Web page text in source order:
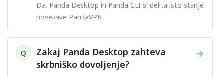
Da. Panda Desktop in Panda CLI si delita isto stanje
povezave PandaVPN.
Q →
Zakaj Panda Desktop zahteva
skrbniško dovoljenje?